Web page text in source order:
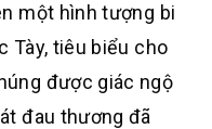
một hình tượng bi
Tày, tiêu biểu cho
được giác ngộ
đau thương đã